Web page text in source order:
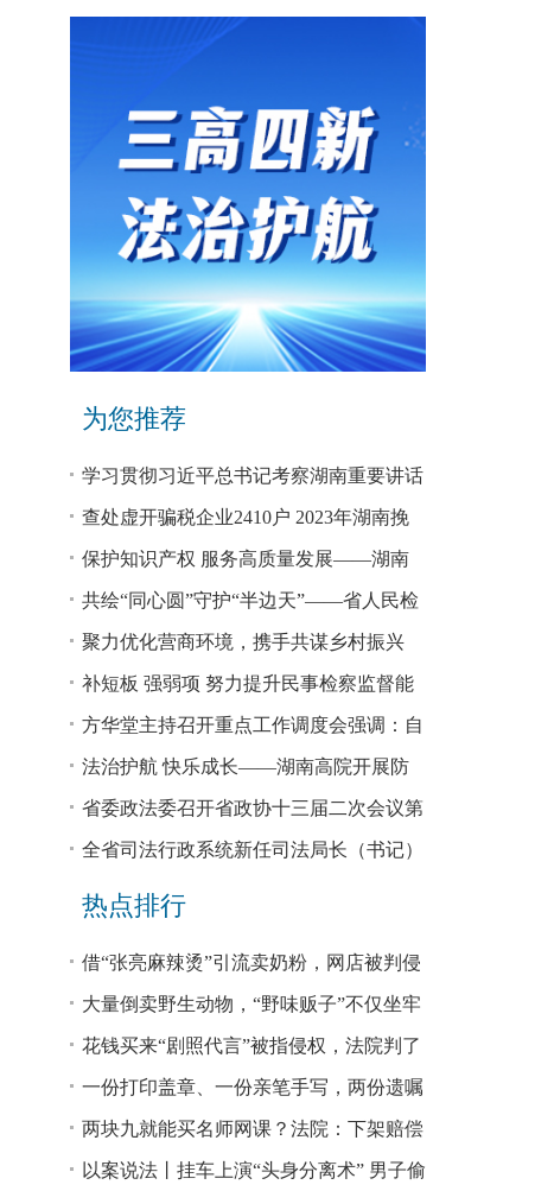
为您推荐
学习贯彻习近平总书记考察湖南重要讲话
和指示精神专题研讨班开班
查处虚开骗税企业2410户 2023年湖南挽
回税款损失48.2亿元
保护知识产权 服务高质量发展——湖南
省公安厅公布打击侵犯知识产权犯罪10起
典型案例
共绘“同心圆”守护“半边天”——省人民检
察院、省妇联共同主办检察开放日活动
聚力优化营商环境，携手共谋乡村振兴
—— 省法院驻大坪村工作队、村“两委”干
部赴企参观学习调研
补短板 强弱项 努力提升民事检察监督能
力
方华堂主持召开重点工作调度会强调：自
我加压 砥砺奋进 推动工作更有成效 更加
出彩
法治护航 快乐成长——湖南高院开展防
欺凌、防性侵公益普法宣讲
省委政法委召开省政协十三届二次会议第
0327号提案办理座谈会
全省司法行政系统新任司法局长（书记）
培训班开班 方华堂作专题辅导
热点排行
借“张亮麻辣烫”引流卖奶粉，网店被判侵
权！
大量倒卖野生动物，“野味贩子”不仅坐牢
还得赔钱
花钱买来“剧照代言”被指侵权，法院判了
一份打印盖章、一份亲笔手写，两份遗嘱
谁说了算？
两块九就能买名师网课？法院：下架赔偿
以案说法丨挂车上演“头身分离术” 男子偷